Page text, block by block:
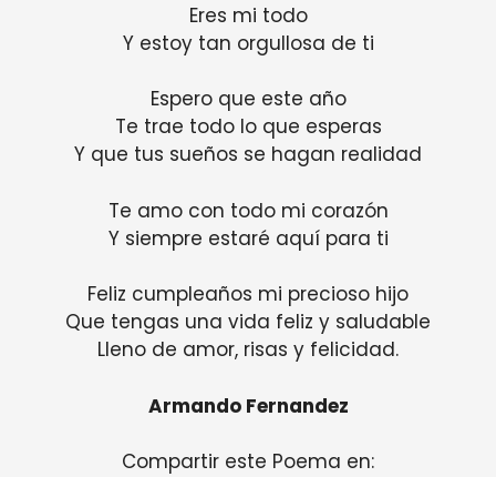
Eres mi todo
Y estoy tan orgullosa de ti
Espero que este año
Te trae todo lo que esperas
Y que tus sueños se hagan realidad
Te amo con todo mi corazón
Y siempre estaré aquí para ti
Feliz cumpleaños mi precioso hijo
Que tengas una vida feliz y saludable
Lleno de amor, risas y felicidad.
Armando Fernandez
Compartir este Poema en: